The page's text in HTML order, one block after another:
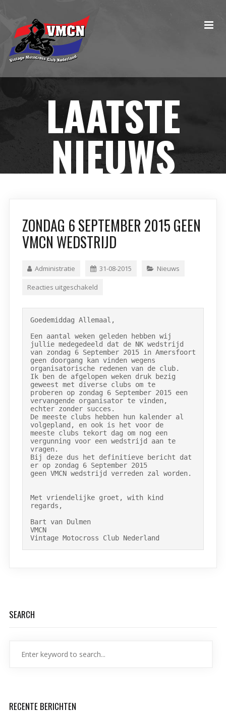
LAATSTE
NIEUWS
ZONDAG 6 SEPTEMBER 2015 GEEN
VMCN WEDSTRIJD
Administratie 31-08-2015 Nieuws
Reacties uitgeschakeld
Goedemiddag Allemaal,
Een aantal weken geleden hebben wij
jullie medegedeeld dat de NK wedstrijd
van zondag 6 September 2015 in Amersfoort
geen doorgang kan vinden wegens
organisatorische redenen van de club.
Ik ben de afgelopen weken druk bezig
geweest met diverse clubs om te
proberen op zondag 6 September 2015 een
vervangende organisator te vinden,
echter zonder succes.
De meeste clubs hebben hun kalender al
volgepland, en ook is het voor de
meeste clubs tekort dag om nog een
vergunning voor een wedstrijd aan te
vragen.
Bij deze dus het definitieve bericht dat
er op zondag 6 September 2015
geen VMCN wedstrijd verreden zal worden.
Met vriendelijke groet, with kind
regards,
Bart van Dulmen
VMCN
Vintage Motocross Club Nederland
SEARCH
RECENTE BERICHTEN